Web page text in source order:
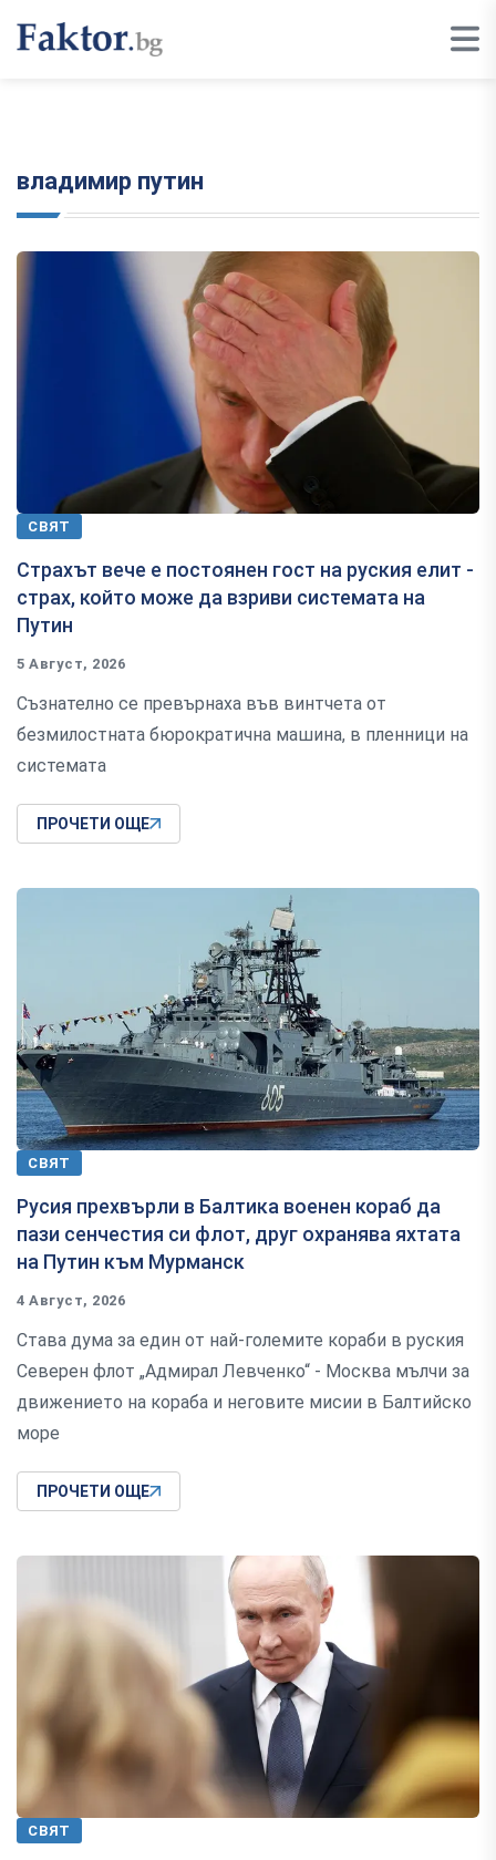
владимир путин
СВЯТ
Страхът вече е постоянен гост на руския елит -
страх, който може да взриви системата на
Путин
5 Август, 2026
Съзнателно се превърнаха във винтчета от
безмилостната бюрократична машина, в пленници на
системата
ПРОЧЕТИ ОЩЕ
СВЯТ
Русия прехвърли в Балтика военен кораб да
пази сенчестия си флот, друг охранява яхтата
на Путин към Мурманск
4 Август, 2026
Става дума за един от най-големите кораби в руския
Северен флот „Адмирал Левченко“ - Москва мълчи за
движението на кораба и неговите мисии в Балтийско
море
ПРОЧЕТИ ОЩЕ
СВЯТ